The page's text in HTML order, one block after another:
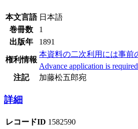
本文言語 日本語
巻冊数
1
出版年
1891
権利情報
本資料の二次利用には事前
Advance application is
注記
加藤松五郎宛
詳細
レコードID 1582590